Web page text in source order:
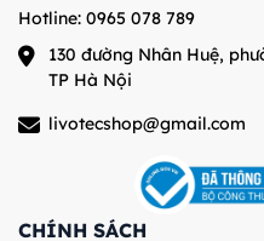
Hotline: 0965 078 789
130 đường Nhân Huệ,
TP Hà Nội
livotecshop@gmail.com
CHÍNH SÁCH